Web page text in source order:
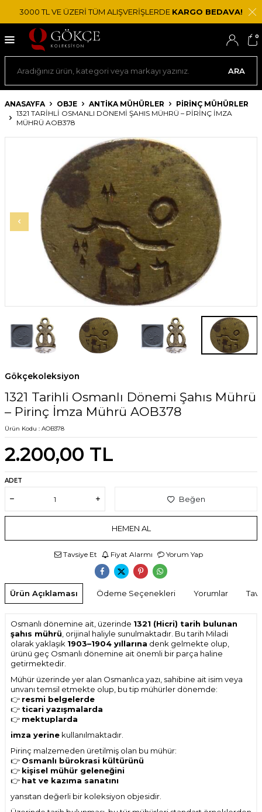
3000 TL VE ÜZERİ TÜM ALIŞVERİŞLERDE KARGO BEDAVA!
ARA
0
ANASAYFA OBJE ANTIKA MÜHÜRLER
PIRINÇ MÜHÜRLER
1321 TARIHLI OSMANLI DÖNEMI ŞAHIS MÜHRÜ – PIRINÇ İMZA
MÜHRÜ AOB378
Gökçekoleksiyon
1321 Tarihli Osmanlı Dönemi Şahıs Mührü
– Pirinç İmza Mührü AOB378
Ürün Kodu : AOB378
2.200,00 TL
ADET
Beğen
HEMEN AL
Tavsiye Et Fiyat Alarmı Yorum Yap
Ürün Açıklaması Ödeme Seçenekleri Yorumlar
Osmanlı dönemine ait, üzerinde 1321 (Hicri) tarih bulunan
şahıs mührü, orijinal haliyle sunulmaktadır. Bu tarih Miladi
olarak yaklaşık 1903–1904 yıllarına denk gelmekte olup,
ürünü geç Osmanlı dönemine ait önemli bir parça haline
getirmektedir.
Mühür üzerinde yer alan Osmanlıca yazı, sahibine ait isim veya
unvanı temsil etmekte olup, bu tip mühürler dönemde:
👉 resmi belgelerde
👉 ticari yazışmalarda
👉 mektuplarda
imza yerine kullanılmaktadır.
Pirinç malzemeden üretilmiş olan bu mühür:
👉 Osmanlı bürokrasi kültürünü
👉 kişisel mühür geleneğini
👉 hat ve kazıma sanatını
yansıtan değerli bir koleksiyon objesidir.